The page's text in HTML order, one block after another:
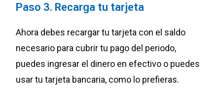
Paso 3. Recarga tu tarjeta
Ahora debes recargar tu tarjeta con el saldo
necesario para cubrir tu pago del periodo,
puedes ingresar el dinero en efectivo o puedes
usar tu tarjeta bancaria, como lo prefieras.